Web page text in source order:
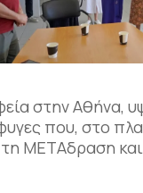
στην Αθήνα,
που, στο
ΜΕΤΑδραση